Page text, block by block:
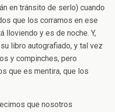
en tránsito de serlo) cuando
que los corramos en ese
lloviendo y es de noche. Y,
libro autografiado, y tal vez
y compinches, pero
que es mentira, que los
que nosotros